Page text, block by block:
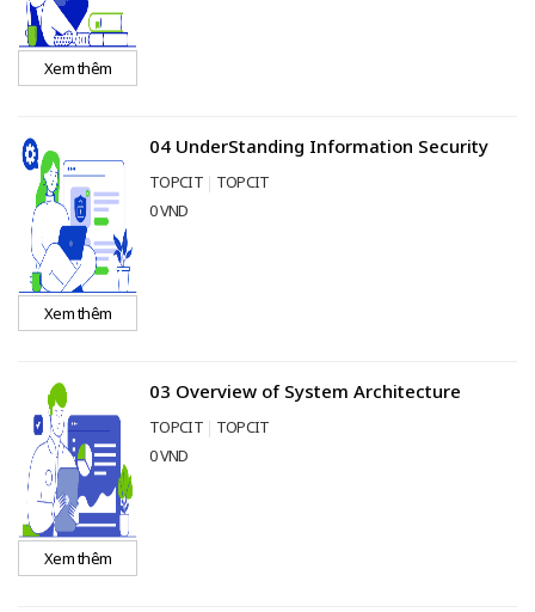
Xem thêm
04 UnderStanding Information Security
TOPCIT
TOPCIT
0 VND
Xem thêm
03 Overview of System Architecture
TOPCIT
TOPCIT
0 VND
Xem thêm